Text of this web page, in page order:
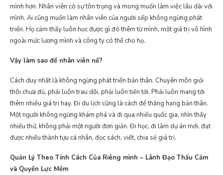
mình hơn. Nhân viên có sự tôn trọng và mong muốn làm việc lâu dài với
mình. Ai cũng muốn làm nhân viên của người sếp không ngừng phát
triển. Họ cảm thấy luôn học được gì đó thêm từ mình, một giá trị vô hình
ngoài mức lương mình và công ty có thể cho họ.
Vậy làm sao để nhân viên nể?
Cách duy nhất là không ngừng phát triển bản thân. Chuyên môn giỏi
thôi chưa đủ, phải luôn trau dồi, phải luôn tiến tới. Phải luôn mang tới
thêm nhiều giá trị hay. Đi du lịch cũng là cách để thăng hạng bản thân.
Một người không ngừng khám phá và đi qua nhiều quốc gia, nhìn thấy
nhiều thứ, không phải một người đơn giản. Đi học, đi làm dự án mới, đạt
được nhiều thành tựu cá nhân, đọc sách, viết, chia sẻ giá trị.
Quản Lý Theo Tính Cách Của Riêng mình – Lãnh Đạo Thấu Cảm
và Quyền Lực Mềm